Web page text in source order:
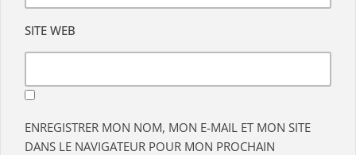
SITE WEB
ENREGISTRER MON NOM, MON E-MAIL ET MON SITE
DANS LE NAVIGATEUR POUR MON PROCHAIN